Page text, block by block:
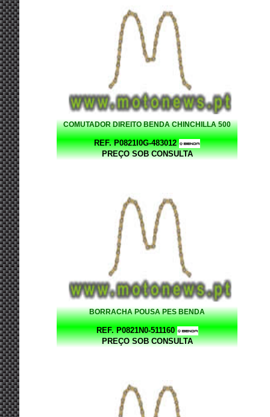
COMUTADOR DIREITO BENDA CHINCHILLA 500
REF. P0821I0G-483012
PREÇO SOB CONSULTA
BORRACHA POUSA PES BENDA
REF. P0821N0-511160
PREÇO SOB CONSULTA